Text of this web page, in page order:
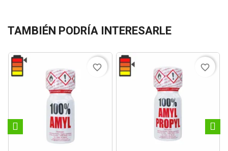
TAMBIÉN PODRÍA INTERESARLE
favorite_border favorite_border